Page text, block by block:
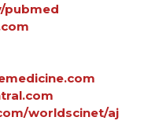
pubmed
worldscinet/aj